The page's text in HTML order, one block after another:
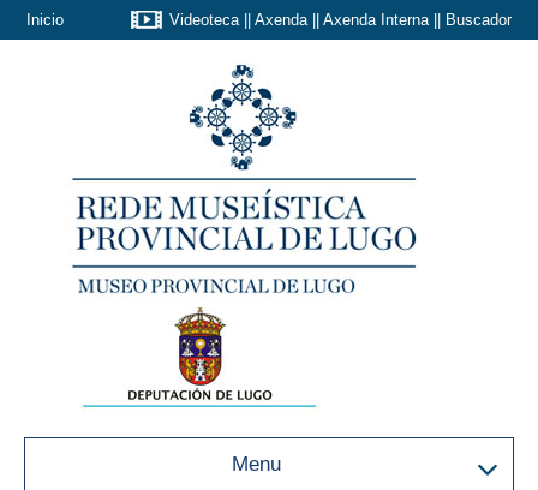
Inicio Videoteca|| Axenda|| Axenda Interna|| Buscador
Menu